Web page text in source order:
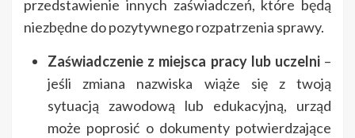
przedstawienie innych zaświadczeń, które będą
niezbędne do pozytywnego rozpatrzenia sprawy.
Zaświadczenie z miejsca pracy lub uczelni–
jeśli zmiana nazwiska wiąże się z twoją
sytuacją zawodową lub edukacyjną, urząd
może poprosić o dokumenty potwierdzające